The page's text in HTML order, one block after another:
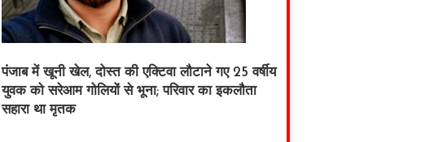
पंजाब में खूनी खेल, दोस्त की एक्टिवा लौटाने गए 25 वर्षीय
युवक को सरेआम गोलियों से भूना; परिवार का इकलौता
सहारा था मृतक